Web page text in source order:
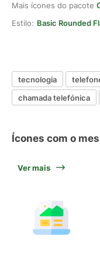
Mais ícones do pacote
Estilo: Basic Rounded
tecnologia
chamada telefónica
Ícones com o
Ver mais